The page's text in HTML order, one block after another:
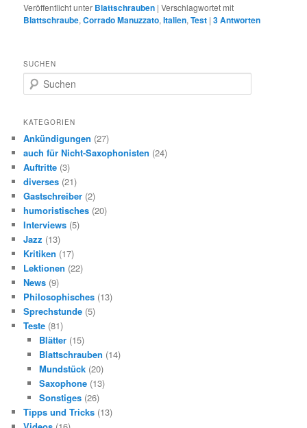
Veröffentlicht unter Blattschrauben |Verschlagwortet mit
Blattschraube,Corrado Manuzzato,Italien,Test |3Antworten
SUCHEN
u
h
n
KATEGORIEN
Ankündigungen (27)
auch für Nicht-Saxophonisten (24)
Auftritte (3)
diverses (21)
Gastschreiber (2)
humoristisches (20)
Interviews (5)
Jazz (13)
Kritiken (17)
Lektionen (22)
News (9)
Philosophisches (13)
Sprechstunde (5)
Teste (81)
Blätter(15)
Blattschrauben (14)
Mundstück(20)
Saxophone(13)
Sonstiges(26)
Tipps und Tricks (13)